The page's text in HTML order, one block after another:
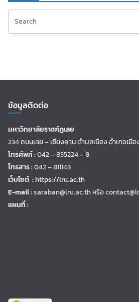
ข้อมูลติดต่อ
มหาวิทยาลัยราชภัฏเลย
234 ถนนเลย – เชียงคาน ตำบลเมือง อำเภอเมื
โทรศัพท์ :042 – 835224 – 8
โทรสาร :042 – 811143
เว็บไซต์ :https://lru.ac.th
E-mail :saraban@lru.ac.thหรือ
แผนที่ :